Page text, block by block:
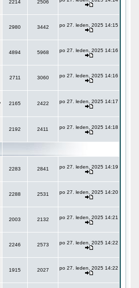
2214 2506
2980 3442 po 27. leden, 2025 14:15
4894 5968 po 27. leden, 2025 14:16
2711 3060 po 27. leden, 2025 14:16
2165 2422 po 27. leden, 2025 14:17
2192 2411 po 27. leden, 2025 14:18
2283 2841 po 27. leden, 2025 14:19
2288 2531 po 27. leden, 2025 14:20
2003 2132 po 27. leden, 2025 14:21
2246 2573 po 27. leden, 2025 14:22
1915 2027 po 27. leden, 2025 14:22